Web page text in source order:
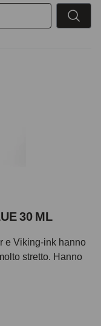
30 ML
e Viking-ink hanno
stretto. Hanno